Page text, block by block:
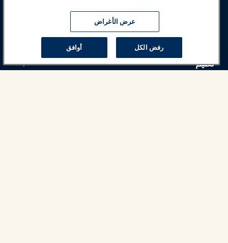
أخبار وعالم المرح
تعليم
عرض الأغراض
رفض الكل أوافق